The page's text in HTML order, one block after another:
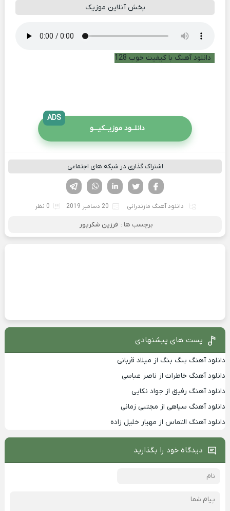
پخش آنلاین موزیک
دانلود آهنگ با کیفیت خوب 128
دانلــود موزیــکیـــو
ADS
اشتراک گذاری در شبکه های اجتماعی
لینکدین تویتر
فیسوک
دانلود آهنگ مازندرانی 20 دسامبر 2019 0 نظر
برچسب ها : فرزین شکرپور
پست های پیشنهادی
دانلود آهنگ بنگ بنگ از میلاد قربانی
دانلود آهنگ خاطرات از ناصر عباسی
دانلود آهنگ رفیق از جواد نکایی
دانلود آهنگ سیاهی از مجتبی زمانی
دانلود آهنگ التماس از مهیار خلیل زاده
دیدگاه خود را بگذارید